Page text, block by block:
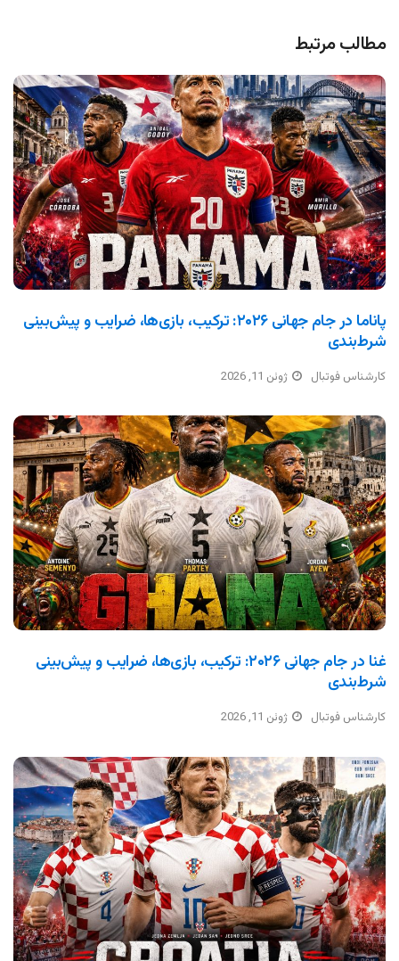
مطالب مرتبط
پاناما در جام جهانی ۲۰۲۶: ترکیب، بازی‌ها، ضرایب و پیش‌بینی
شرط‌بندی
کارشناس فوتبال ژوئن 11, 2026
غنا در جام جهانی ۲۰۲۶: ترکیب، بازی‌ها، ضرایب و پیش‌بینی
شرط‌بندی
کارشناس فوتبال ژوئن 11, 2026